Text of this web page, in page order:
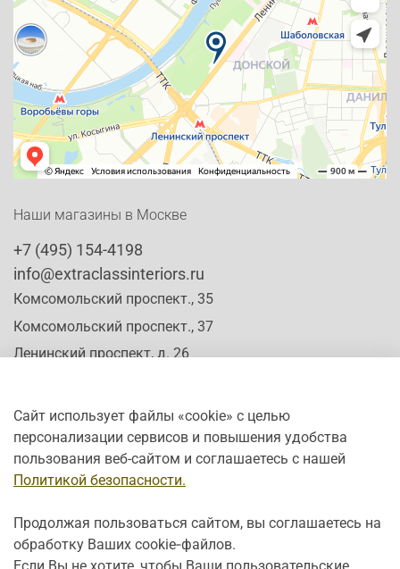
Наши магазины в Москве
+7 (495) 154-4198
info@extraclassinteriors.ru
Комсомольский проспект., 35
Комсомольский проспект., 37
Ленинский проспект, д. 26
Время работы:
Пн-Сб: c 10:00 - 20:00
Вс: с 12:00 - 19:00
Сайт использует файлы «cookie» с целью
персонализации сервисов и повышения удобства
пользования веб-сайтом и соглашаетесь с нашей
Политикой безопасности.
Продолжая пользоваться сайтом, вы соглашаетесь на
обработку Ваших cookie‑файлов.